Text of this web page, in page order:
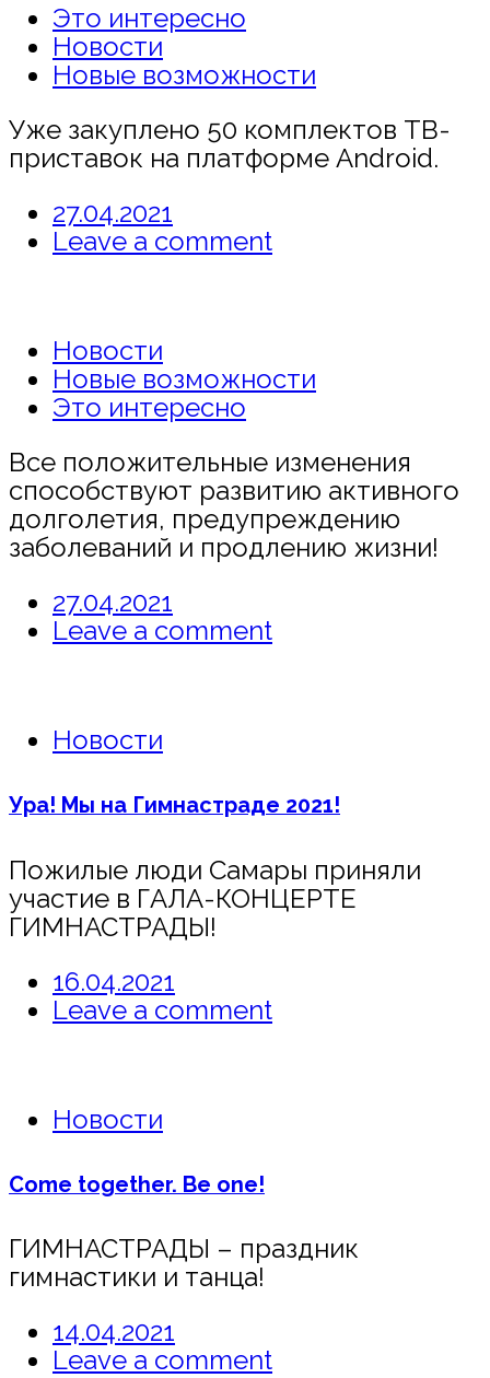
Это интересно
Новости
Новые возможности
Уже закуплено 50 комплектов ТВ-
приставок на платформе Android.
27.04.2021
Leave a comment
Новости
Новые возможности
Это интересно
Все положительные изменения
способствуют развитию активного
долголетия, предупреждению
заболеваний и продлению жизни!
27.04.2021
Leave a comment
Новости
Ура! Мы на Гимнастраде 2021!
Пожилые люди Самары приняли
участие в ГАЛА-КОНЦЕРТЕ
ГИМНАСТРАДЫ!
16.04.2021
Leave a comment
Новости
Come together. Be one!
ГИМНАСТРАДЫ – праздник
гимнастики и танца!
14.04.2021
Leave a comment